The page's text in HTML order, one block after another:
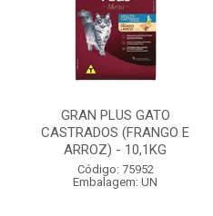
GRAN PLUS GATO
CASTRADOS (FRANGO E
ARROZ) - 10,1KG
Código: 75952
Embalagem: UN